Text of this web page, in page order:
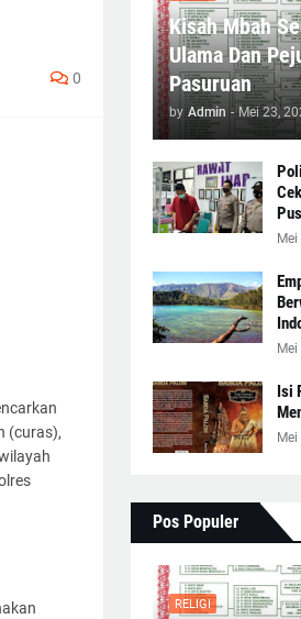
0
(curas),
Kisah Mbah
Ulama Dan
Pasuruan
by Admin - Mei 23,
Mei
Mei
Isi
Mei
Pos Populer
RELIGI